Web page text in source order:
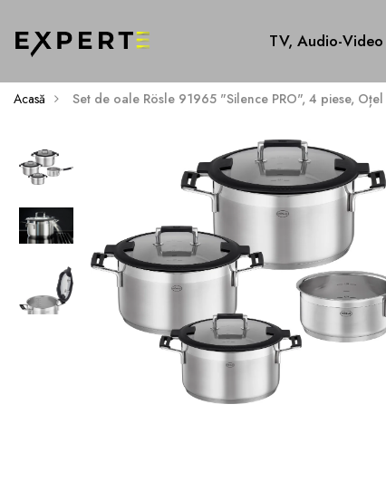
TV, Audio-Video
Acasă Set de oale Rösle 91965 "Silence PRO", 4 piese,